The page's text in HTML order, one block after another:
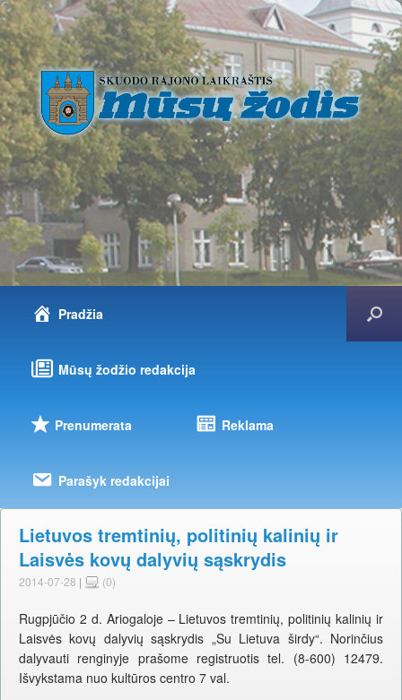
Pradžia
Mūsų žodžio redakcija
Prenumerata Reklama
Parašyk redakcijai
Lietuvos tremtinių, politinių kalinių ir
Laisvės kovų dalyvių sąskrydis
2014-07-28 | (0)
Rugpjūčio 2 d. Ariogaloje – Lietuvos tremtinių, politinių kalinių ir
Laisvės kovų dalyvių sąskrydis „Su Lietuva širdy“. Norinčius
dalyvauti renginyje prašome registruotis tel. (8-600) 12479.
Išvykstama nuo kultūros centro 7 val.